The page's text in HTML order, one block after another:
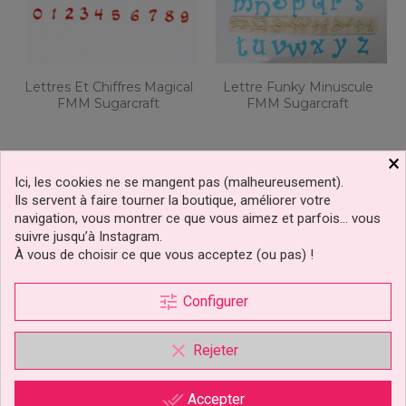
Lettres Et Chiffres Magical
FMM Sugarcraft
Ajouter au panier
Lettre Funky Minuscule
FMM Sugarcraft
Ajouter au panier
×
Ici, les cookies ne se mangent pas (malheureusement).
Ils servent à faire tourner la boutique, améliorer votre
navigation, vous montrer ce que vous aimez et parfois… vous
suivre jusqu’à Instagram.
À vous de choisir ce que vous acceptez (ou pas) !
tune Configurer
clear Rejeter
done_all Accepter